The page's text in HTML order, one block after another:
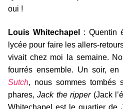
oui !
Louis Whitechapel
: Quentin
lycée pour faire les allers-
vivait chez moi la semaine.
fourrés ensemble. Un soir,
Sutch, nous sommes tombés
phares,Jack the ripper(Jack